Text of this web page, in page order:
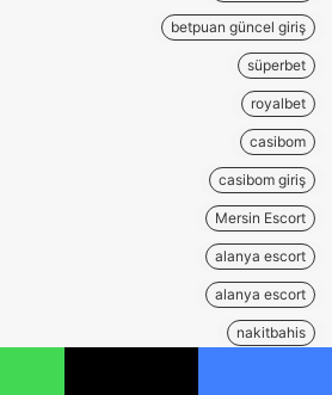
betpuan güncel giriş
süperbet
royalbet
casibom
casibom giriş
Mersin Escort
alanya escort
alanya escort
nakitbahis